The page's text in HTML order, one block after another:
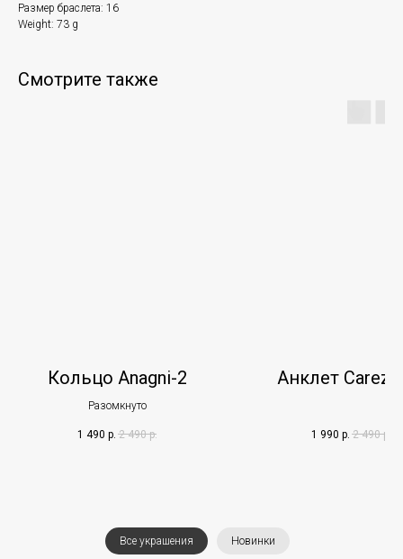
Размер браслета: 16
Weight: 73 g
Смотрите также
Кольцо Anagni-2
Разомкнуто
1 490 р. 2 490 р.
Анклет
1 990 р. 2 490 р.
Все украшения Новинки